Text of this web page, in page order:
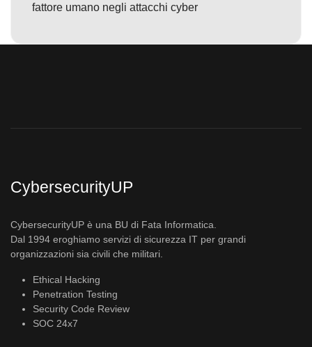
fattore umano negli attacchi cyber
CybersecurityUP
CybersecurityUP è una BU di Fata Informatica.
Dal 1994 eroghiamo servizi di sicurezza IT per grandi
organizzazioni sia civili che militari.
Ethical Hacking
Penetration Testing
Security Code Review
SOC 24x7